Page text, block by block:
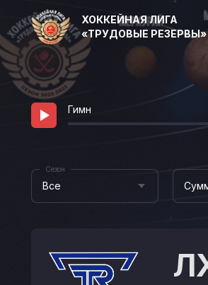
ХОККЕЙНАЯ ЛИГА
«ТРУДОВЫЕ РЕЗЕРВЫ»
Гимн
Все
Сезон